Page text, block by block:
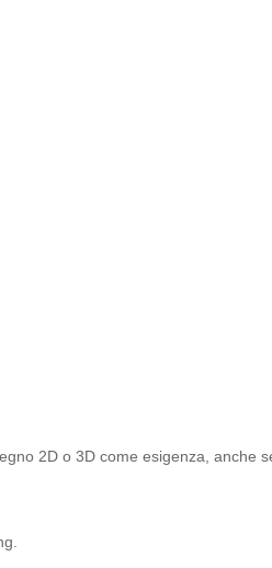
2D o 3D come esigenza, anche